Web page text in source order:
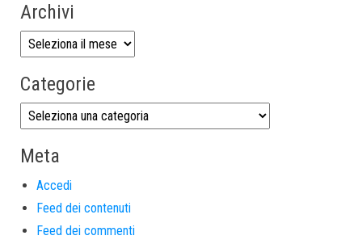
Archivi
Categorie
Meta
Accedi
Feed dei contenuti
Feed dei commenti